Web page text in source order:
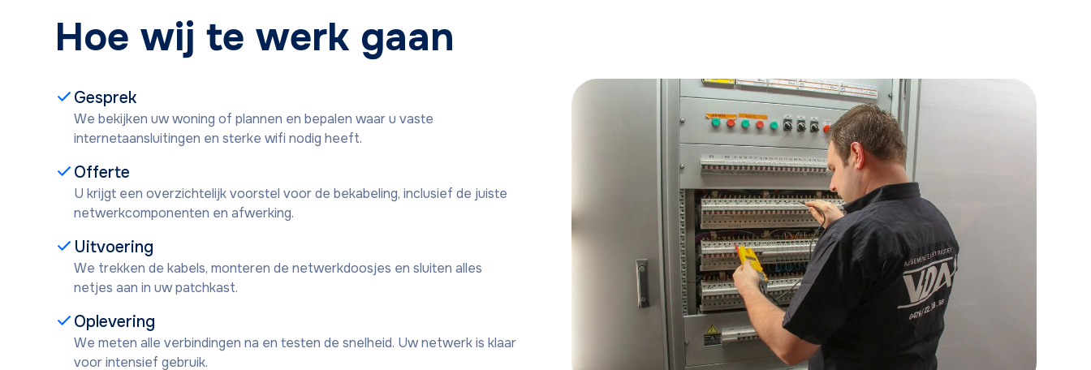
Hoe wij te werk gaan
Gesprek
We bekijken uw woning of plannen en bepalen waar u vaste
internetaansluitingen en sterke wifi nodig heeft.
Offerte
U krijgt een overzichtelijk voorstel voor de bekabeling, inclusief de juiste
netwerkcomponenten en afwerking.
Uitvoering
We trekken de kabels, monteren de netwerkdoosjes en sluiten alles
netjes aan in uw patchkast.
Oplevering
We meten alle verbindingen na en testen de snelheid. Uw netwerk is klaar
voor intensief gebruik.